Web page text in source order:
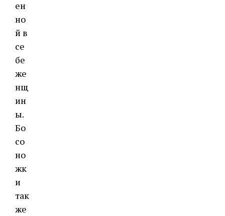
ен
но
й в
се
бе
же
нщ
ин
ы.
Бо
со
но
жк
и
так
же